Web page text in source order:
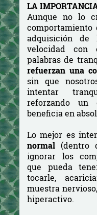
LA
Aunque no lo
adquisición
velocidad con
palabras de
refuerzan una
sin que
intentar
reforzando un
beneficia en
Lo mejor es
normal (dentro
ignorar los
que pueda
tocarle,
muestra
hiperactivo.